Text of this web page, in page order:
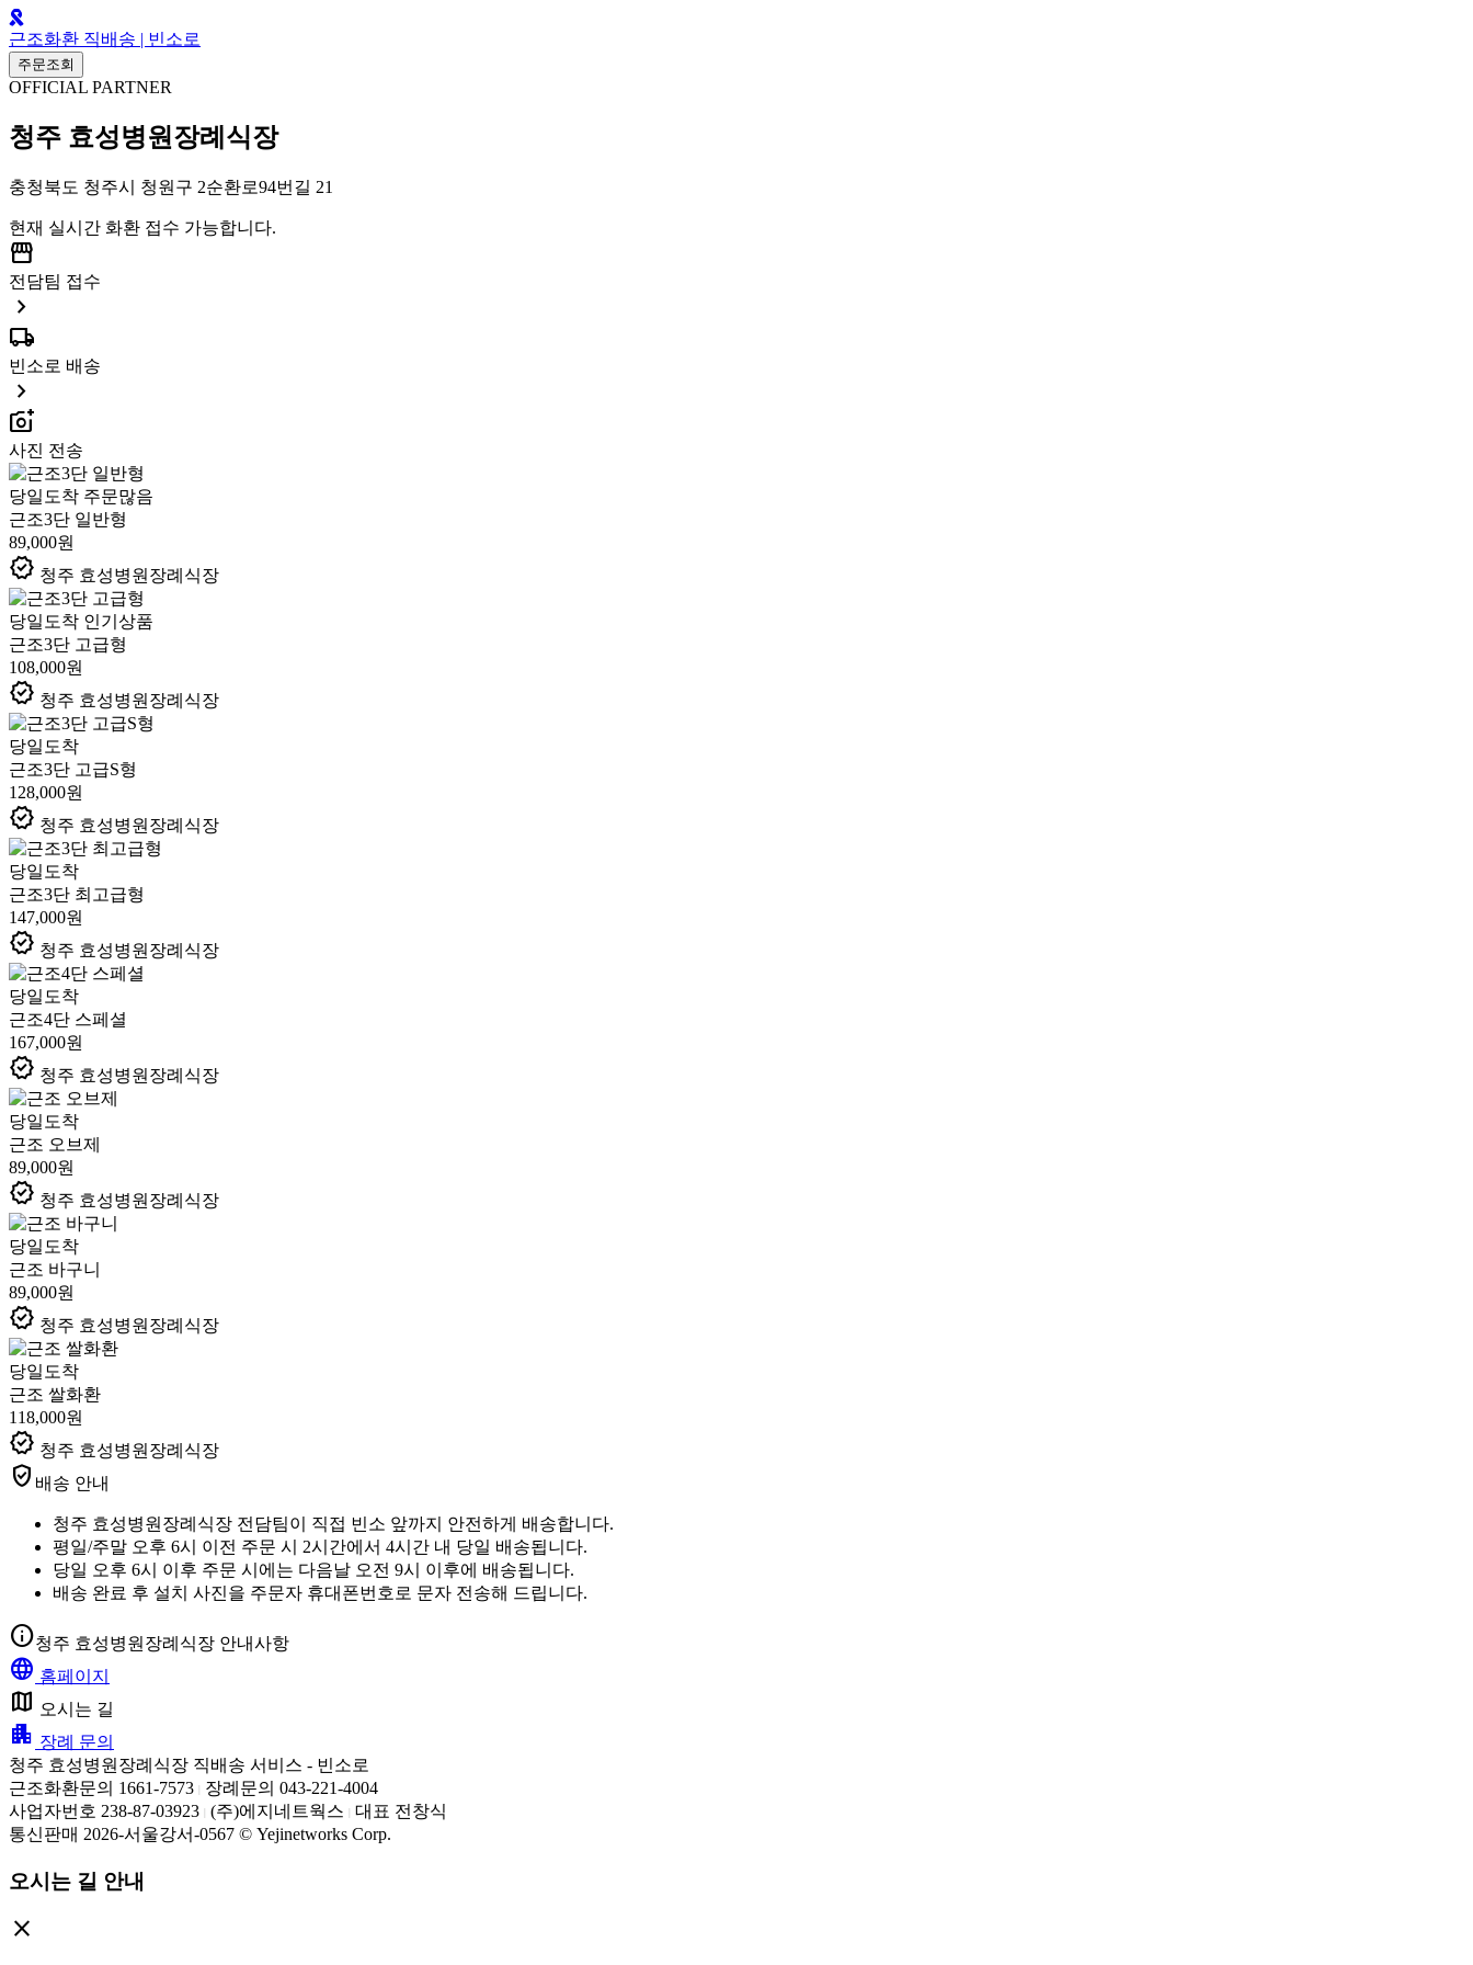
근조화환 직배송 | 빈소로
주문조회
OFFICIAL PARTNER
청주 효성병원장례식장
충청북도 청주시 청원구 2순환로94번길 21
현재 실시간 화환 접수 가능합니다.
storefront
전담팀 접수
chevron_right
local_shipping
빈소로 배송
chevron_right
add_a_photo
사진 전송
당일도착 주문많음
근조3단 일반형
89,000원
verified 청주 효성병원장례식장
당일도착 인기상품
근조3단 고급형
108,000원
verified 청주 효성병원장례식장
당일도착
근조3단 고급S형
128,000원
verified 청주 효성병원장례식장
당일도착
근조3단 최고급형
147,000원
verified 청주 효성병원장례식장
당일도착
근조4단 스페셜
167,000원
verified 청주 효성병원장례식장
당일도착
근조 오브제
89,000원
verified 청주 효성병원장례식장
당일도착
근조 바구니
89,000원
verified 청주 효성병원장례식장
당일도착
근조 쌀화환
118,000원
verified 청주 효성병원장례식장
verified_user 배송 안내
청주 효성병원장례식장 전담팀이 직접 빈소 앞까지 안전하게 배송합니다.
평일/주말 오후 6시 이전 주문 시 2시간에서 4시간 내 당일 배송됩니다.
당일 오후 6시 이후 주문 시에는 다음날 오전 9시 이후에 배송됩니다.
배송 완료 후 설치 사진을 주문자 휴대폰번호로 문자 전송해 드립니다.
info청주 효성병원장례식장 안내사항
language 홈페이지
map 오시는 길
apartment 장례 문의
청주 효성병원장례식장 직배송 서비스 - 빈소로
근조화환문의 1661-7573
장례문의 043-221-4004
사업자번호 238-87-03923 (주)에지네트웍스
대표 전창식
통신판매 2026-서울강서-0567 © Yejinetworks Corp.
오시는 길 안내
close